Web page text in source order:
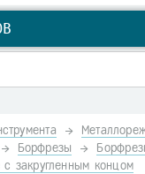
Борфрезы
с закругленным концом